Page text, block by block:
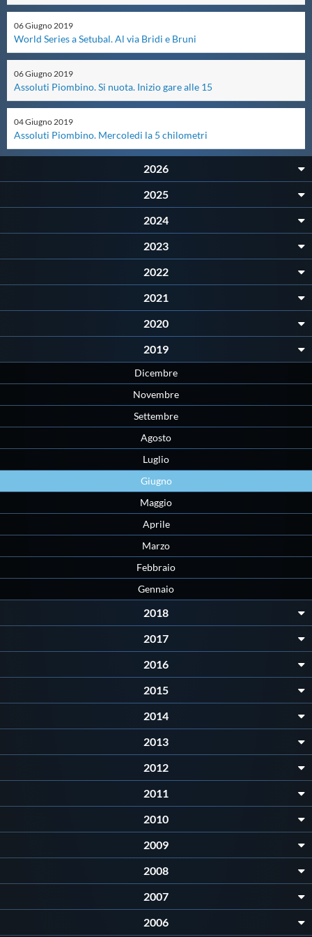
Master
Formazione
GUG
Scuole Nuoto
Area Legislativa
Privacy
Cookie Policy
Archivio News
Flash News
Galleria fotografica
Webmail
Mappa del sito
06Giugno2019
World Series a Setubal. Al via Bridi e Bruni
06Giugno2019
Assoluti Piombino. Si nuota. Inizio gare alle 15
04Giugno2019
Assoluti Piombino. Mercoledi la 5 chilometri
2026
2025
2024
2023
2022
2021
2020
2019
Dicembre
Novembre
Settembre
Agosto
Luglio
Giugno
Maggio
Aprile
Marzo
Febbraio
Gennaio
2018
2017
2016
2015
2014
2013
2012
2011
2010
2009
2008
2007
2006